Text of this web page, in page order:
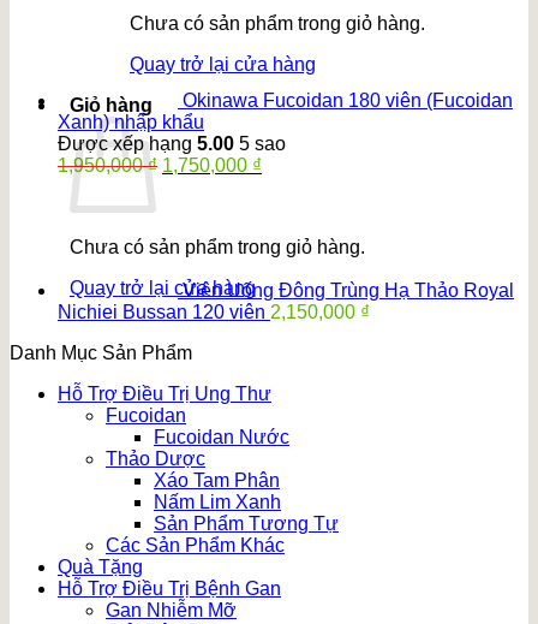
Chưa có sản phẩm trong giỏ hàng.
Quay trở lại cửa hàng
Giỏ hàng
Chưa có sản phẩm trong giỏ hàng.
Quay trở lại cửa hàng
Okinawa Fucoidan 180 viên (Fucoidan
Xanh) nhập khẩu
Được xếp hạng 5.00 5 sao
1,950,000₫ Giá
1,750,000 ₫
1,750,000 ₫.
Viên Uống Đông Trùng Hạ Thảo Royal
Nichiei Bussan 120 viên 2,150,000 ₫
Danh Mục Sản Phẩm
Hỗ Trợ Điều Trị Ung Thư
Fucoidan
Fucoidan Nước
Thảo Dược
Xáo Tam Phân
Nấm Lim Xanh
Sản Phẩm Tương Tự
Các Sản Phẩm Khác
Quà Tặng
Hỗ Trợ Điều Trị Bệnh Gan
Gan Nhiễm Mỡ